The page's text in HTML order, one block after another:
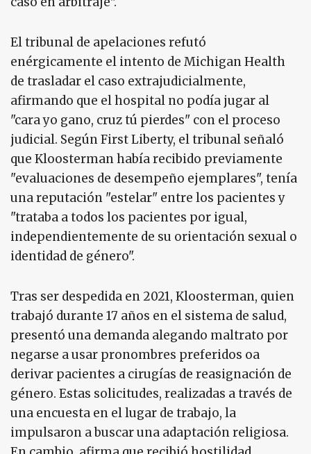
El tribunal de apelaciones refutó
enérgicamente el intento de Michigan Health
de trasladar el caso extrajudicialmente,
afirmando que el hospital no podía jugar al
"cara yo gano, cruz tú pierdes" con el proceso
judicial. Según First Liberty, el tribunal señaló
que Kloosterman había recibido previamente
"evaluaciones de desempeño ejemplares", tenía
una reputación "estelar" entre los pacientes y
"trataba a todos los pacientes por igual,
independientemente de su orientación sexual o
identidad de género".
Tras ser despedida en 2021, Kloosterman, quien
trabajó durante 17 años en el sistema de salud,
presentó una demanda alegando maltrato por
negarse a usar pronombres preferidos oa
derivar pacientes a cirugías de reasignación de
género. Estas solicitudes, realizadas a través de
una encuesta en el lugar de trabajo, la
impulsaron a buscar una adaptación religiosa.